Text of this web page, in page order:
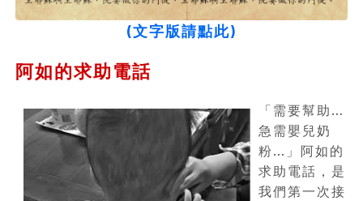
(文字版請點此)
阿如的求助電話
「需要幫助…
急需嬰兒奶
粉…」阿如的
求助電話，是
我們第一次接